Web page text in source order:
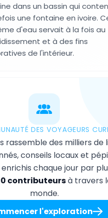
dans un bassin qui
une fontaine en ivoire.
d'eau servait à la fois au
et à des fins
de l'intérieur.
DES VOYAGEURS
rassemble des milliers de
conseils locaux et
chaque jour par
contributeursà travers
monde.
l'exploration